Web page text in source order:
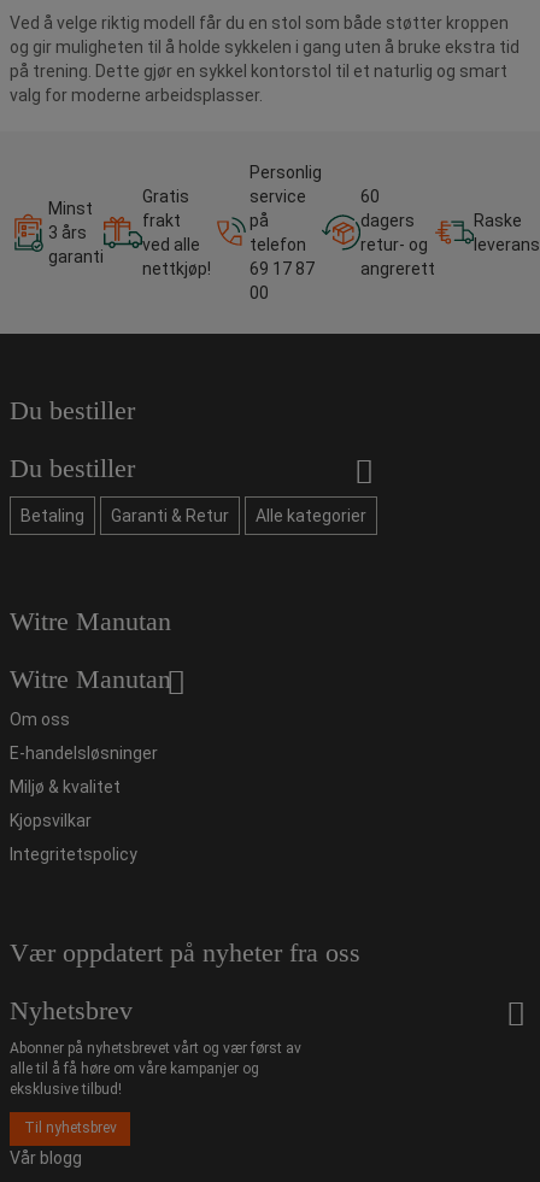
Ved å velge riktig modell får du en stol som både støtter kroppen
og gir muligheten til å holde sykkelen i gang uten å bruke ekstra tid
på trening. Dette gjør en sykkel kontorstol til et naturlig og smart
valg for moderne arbeidsplasser.
Minst
3 års
garanti
Gratis
frakt
ved alle
nettkjøp!
Personlig
service
på
telefon
69 17 87
00
60
dagers
retur- og
angrerett
Raske
Du bestiller
Du bestiller
Betaling Garanti & Retur Alle kategorier
Witre Manutan
Witre Manutan
Om oss
E-handelsløsninger
Miljø & kvalitet
Kjopsvilkar
Integritetspolicy
Vær oppdatert på nyheter fra oss
Nyhetsbrev
Abonner på nyhetsbrevet vårt og vær først av
alle til å få høre om våre kampanjer og
eksklusive tilbud!
Til nyhetsbrev
Vår blogg